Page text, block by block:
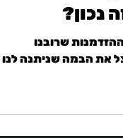
- איך
נכון?
שרובנו
את הבמה שניתנה לנו